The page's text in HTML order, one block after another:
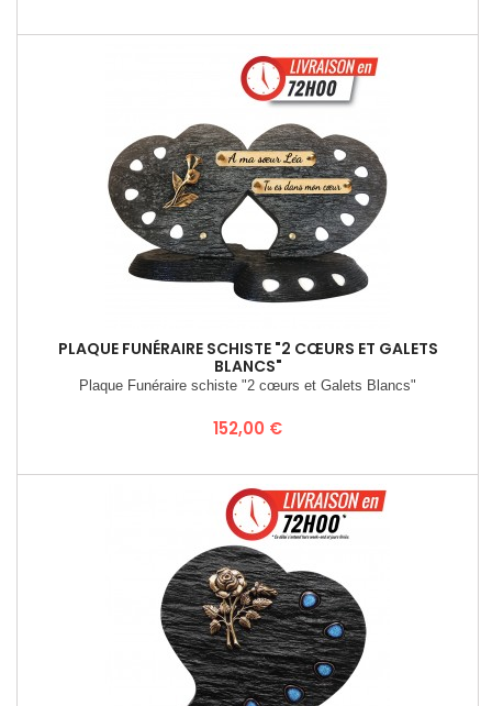
PLAQUE FUNÉRAIRE SCHISTE "2 CŒURS ET GALETS
BLANCS"
Plaque Funéraire schiste "2 cœurs et Galets Blancs"
Prix
152,00 €